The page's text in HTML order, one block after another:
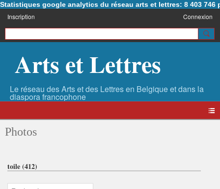
Statistiques google analytics du réseau arts et lettres: 8 403 746
Inscription Connexion
Arts et Lettres
Photos
toile (412)